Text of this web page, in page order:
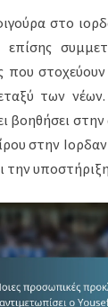
στο
που
των
βοηθήσει
στην
την